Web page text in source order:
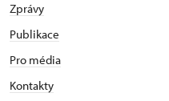
Zprávy
Publikace
Pro média
Kontakty